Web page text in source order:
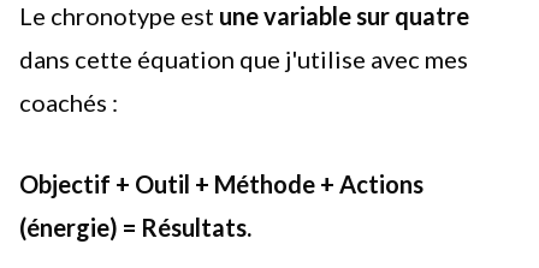
Le chronotype est une variable sur quatre
dans cette équation que j'utilise avec mes
coachés :
Objectif + Outil + Méthode + Actions
(énergie) = Résultats.